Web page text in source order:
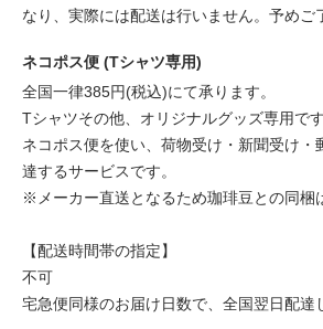
なり、実際には配送は行いません。予めご
ネコポス便 (Tシャツ専用)
全国一律385円(税込)にて承ります。
Tシャツその他、オリジナルグッズ専用です
ネコポス便を使い、荷物受け・新聞受け・
達するサービスです。
※メーカー直送となるため珈琲豆との同梱
【配送時間帯の指定】
不可
宅急便同様のお届け日数で、全国翌日配達